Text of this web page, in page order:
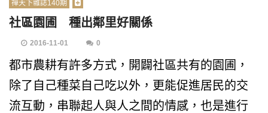
禪天下雜誌140期
社區園圃 種出鄰里好關係
2016-11-01 0
都市農耕有許多方式，開闢社區共有的園圃，
除了自己種菜自己吃以外，更能促進居民的交
流互動，串聯起人與人之間的情感，也是進行